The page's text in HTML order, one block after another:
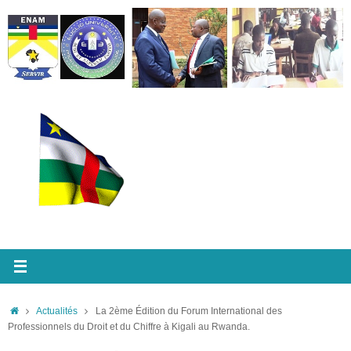
au
contenu
Accueil
Actualités
La 2ème Édition du Forum International des
Professionnels du Droit et du Chiffre à Kigali au Rwanda.